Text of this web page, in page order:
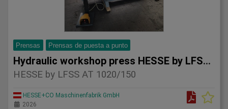
Prensas Prensas de puesta a punto
Hydraulic workshop press HESSE by LFSS AT 1020/150
HESSE by LFSS AT 1020/150
HESSE+CO Maschinenfabrik GmbH
2026